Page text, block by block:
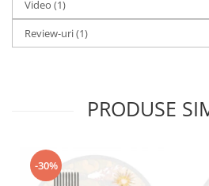
Video (1)
Review-uri(1)
PRODUSE
-30%